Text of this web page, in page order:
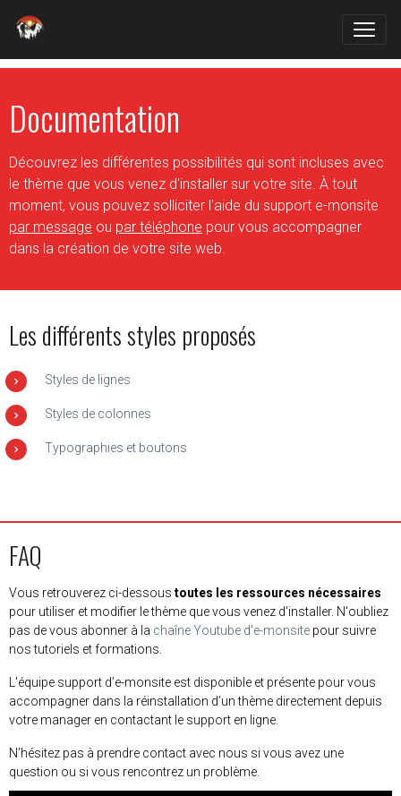
Documentation
Découvrez les différentes possibilités qui sont incluses avec
le thème que vous venez d'installer sur votre site. À tout
moment, vous pouvez solliciter l'aide du support e-monsite
par message ou par téléphone pour vous accompagner
dans la création de votre site web.
Les différents styles proposés
Styles de lignes
Styles de colonnes
Typographies et boutons
FAQ
Vous retrouverez ci-dessous toutes les ressources nécessaires
pour utiliser et modifier le thème que vous venez d'installer. N'oubliez
pas de vous abonner à la chaîne Youtube d'e-monsite pour suivre
nos tutoriels et formations.
L'équipe support d’e-monsite est disponible et présente pour vous
accompagner dans la réinstallation d’un thème directement depuis
votre manager en contactant le support en ligne.
N’hésitez pas à prendre contact avec nous si vous avez une
question ou si vous rencontrez un problème.